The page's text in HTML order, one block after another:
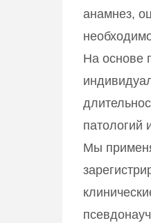
анамнез,
На основе
патологий
Мы